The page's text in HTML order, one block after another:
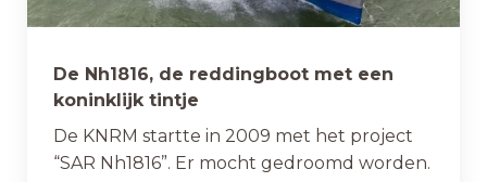
De Nh1816, de reddingboot met een
koninklijk tintje
De KNRM startte in 2009 met het project
“SAR Nh1816”. Er mocht gedroomd worden.